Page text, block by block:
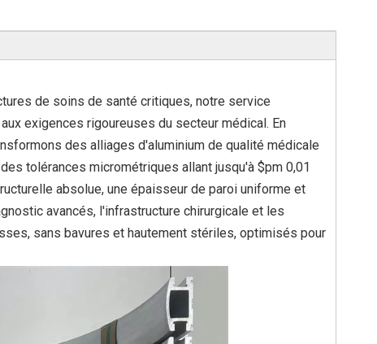
de soins de santé critiques, notre service
exigences rigoureuses du secteur médical. En
des alliages d'aluminium de qualité médicale
tolérances micrométriques allant jusqu'à $pm 0,01
absolue, une épaisseur de paroi uniforme et
avancés, l'infrastructure chirurgicale et les
sans bavures et hautement stériles, optimisés pour